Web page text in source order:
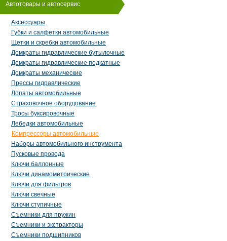
Автотовары и автосервис
Аксессуары
Губки и салфетки автомобильные
Щетки и скребки автомобильные
Домкраты гидравлические бутылочные
Домкраты гидравлические подкатные
Домкраты механические
Прессы гидравлические
Лопаты автомобильные
Страховочное оборудование
Тросы буксировочные
Лебедки автомобильные
Компрессоры автомобильные
Наборы автомобильного инструмента
Пусковые провода
Ключи баллонные
Ключи динамометрические
Ключи для фильтров
Ключи свечные
Ключи ступичные
Съемники для пружин
Съемники и экстракторы
Съемники подшипников